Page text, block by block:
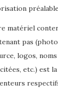
matériel
pas
logos,
etc.) est